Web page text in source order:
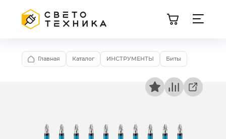
Главная Каталог ИНСТРУМЕНТЫ Биты